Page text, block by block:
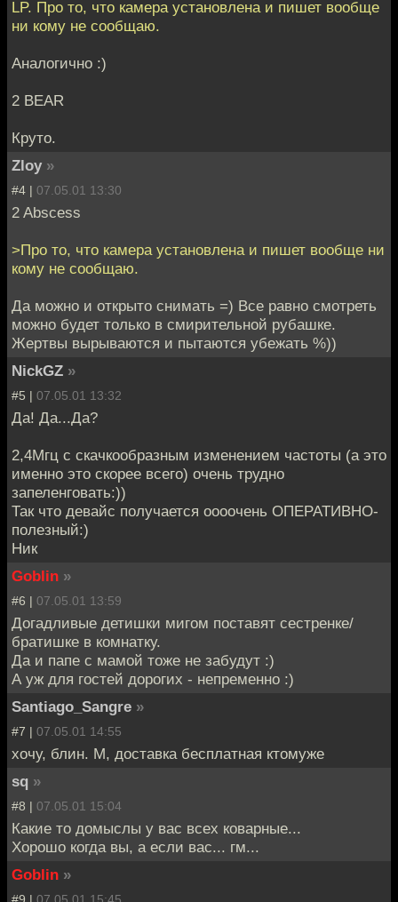
LP. Про то, что камера установлена и пишет вообще
ни кому не сообщаю.
Аналогично :)
2 BEAR
Круто.
Zloy »
#4 | 07.05.01 13:30
2 Abscess
>Про то, что камера установлена и пишет вообще ни
кому не сообщаю.
Да можно и открыто снимать =) Все равно смотреть
можно будет только в смирительной рубашке.
Жертвы вырываются и пытаются убежать %))
NickGZ »
#5 | 07.05.01 13:32
Да! Да...Да?
2,4Мгц с скачкообразным изменением частоты (а это
именно это скорее всего) очень трудно
запеленговать:))
Так что девайс получается оооочень ОПЕРАТИВНО-
полезный:)
Ник
Goblin »
#6 | 07.05.01 13:59
Догадливые детишки мигом поставят сестренке/
братишке в комнатку.
Да и папе с мамой тоже не забудут :)
А уж для гостей дорогих - непременно :)
Santiago_Sangre »
#7 | 07.05.01 14:55
хочу, блин. М, доставка бесплатная ктомуже
sq »
#8 | 07.05.01 15:04
Какие то домыслы у вас всех коварные...
Хорошо когда вы, а если вас... гм...
Goblin »